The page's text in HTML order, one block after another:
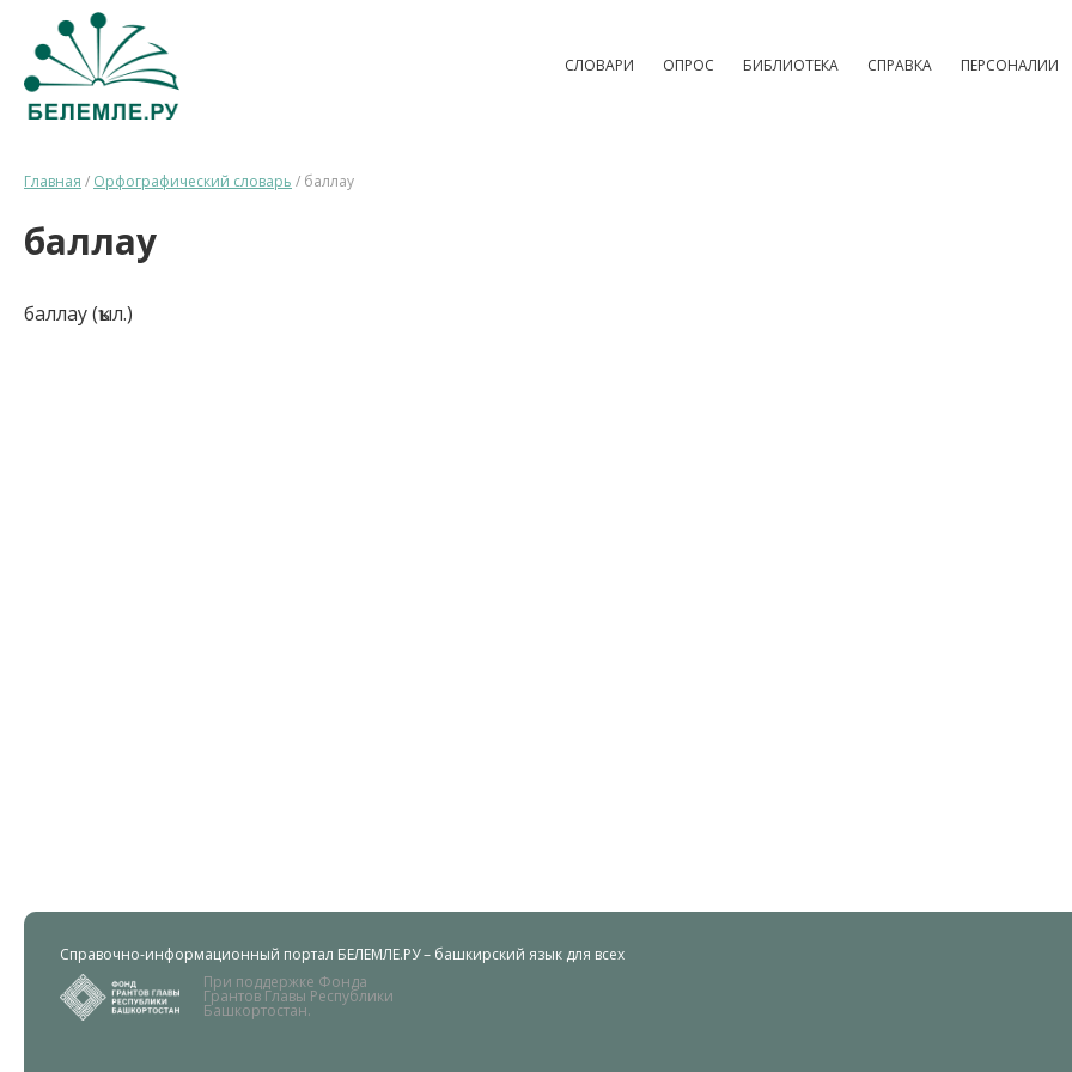
СЛОВАРИ ОПРОС БИБЛИОТЕКА СПРАВКА ПЕРСОНАЛИИ
Главная / Орфографический словарь / баллау
баллау
баллау (ҡыл.)
Справочно-информационный портал БЕЛЕМЛЕ.РУ – башкирский язык для всех
При поддержке Фонда
Грантов Главы Республики
Башкортостан.